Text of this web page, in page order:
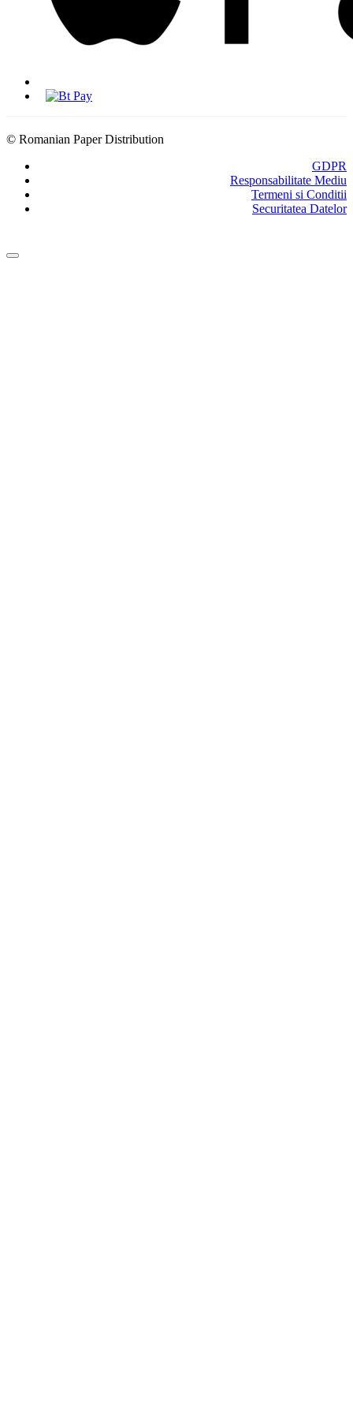
© Romanian Paper Distribution
GDPR
Responsabilitate Mediu
Termeni si Conditii
Securitatea Datelor